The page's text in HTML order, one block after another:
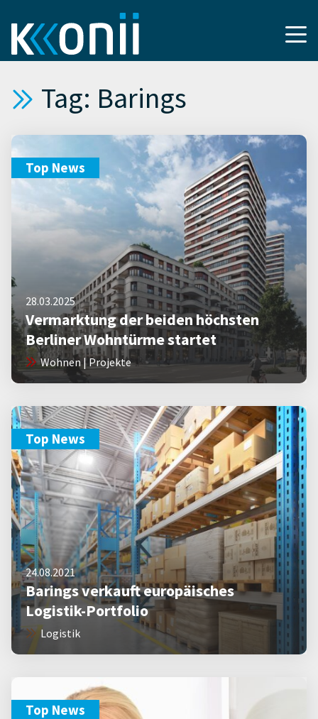
Tag: Barings
Top News
28.03.2025
Vermarktung der beiden höchsten
Berliner Wohntürme startet
Wohnen | Projekte
Top News
24.08.2021
Barings verkauft europäisches
Logistik-Portfolio
Logistik
Top News